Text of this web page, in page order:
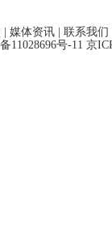
媒体资讯 联系我们
11028696号-11 京